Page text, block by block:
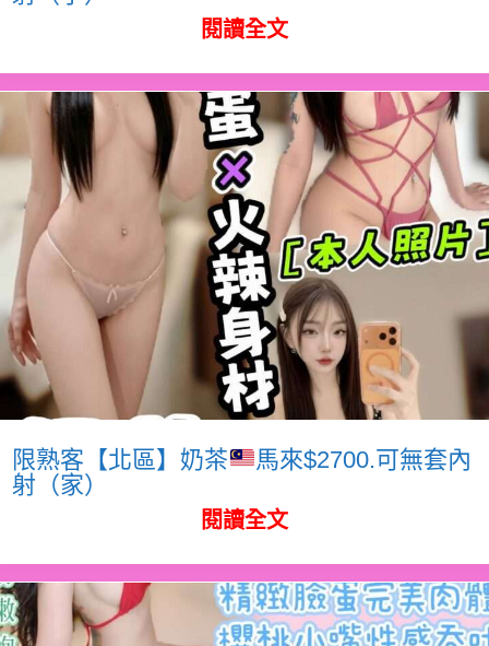
閱讀全文
限熟客【北區】奶茶
馬來$2700.可無套內
射（家）
閱讀全文